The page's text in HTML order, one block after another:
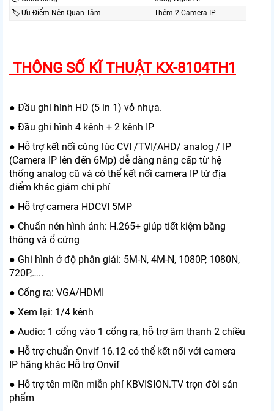
🏷 Ưu Điểm Nên Quan Tâm
Thêm 2 Camera IP
THÔNG SỐ KĨ THUẬT KX-8104TH1
● Đầu ghi hình HD (5 in 1) vỏ nhựa.
● Đầu ghi hình 4 kênh + 2 kênh IP
● Hỗ trợ kết nối cùng lúc CVI /TVI/AHD/ analog / IP
(Camera IP lên đến 6Mp) dễ dàng nâng cấp từ hệ
thống analog cũ và có thể kết nối camera IP từ địa
điểm khác giảm chi phí
● Hỗ trợ camera HDCVI 5MP
● Chuẩn nén hình ảnh: H.265+ giúp tiết kiệm băng
thông và ổ cứng
● Ghi hình ở độ phân giải: 5M-N, 4M-N, 1080P, 1080N,
720P,…..
● Cổng ra: VGA/HDMI
● Xem lại: 1/4 kênh
● Audio: 1 cổng vào 1 cổng ra, hỗ trợ âm thanh 2 chiều
● Hỗ trợ chuẩn Onvif 16.12 có thể kết nối với camera
IP hãng khác Hỗ trợ Onvif
● Hỗ trợ tên miền miễn phí KBVISION.TV trọn đời sản
phẩm